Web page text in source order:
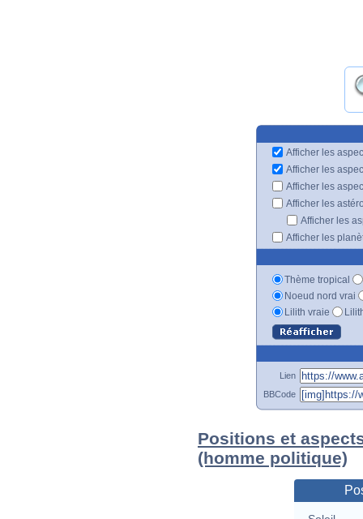
Afficher les
Afficher les
Afficher les
Afficher les
Afficher les
Afficher les
Thème tropical
Noeud nord vrai
Lilith vraie
Lien
BBCode
Positions et
(homme politique)